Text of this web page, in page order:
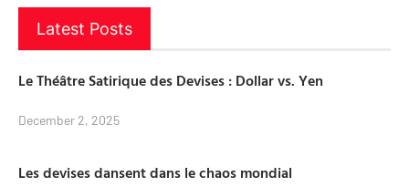
Latest Posts
Le Théâtre Satirique des Devises : Dollar vs. Yen
December 2, 2025
Les devises dansent dans le chaos mondial